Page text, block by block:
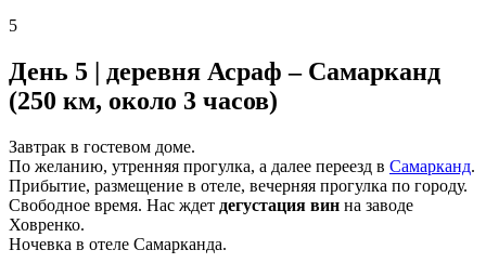
5
День 5 | деревня Асраф – Самарканд
(250 км, около 3 часов)
Завтрак в гостевом доме.
По желанию, утренняя прогулка, а далее переезд в Самарканд.
Прибытие, размещение в отеле, вечерняя прогулка по городу.
Свободное время. Нас ждет дегустация вин на заводе
Ховренко.
Ночевка в отеле Самарканда.